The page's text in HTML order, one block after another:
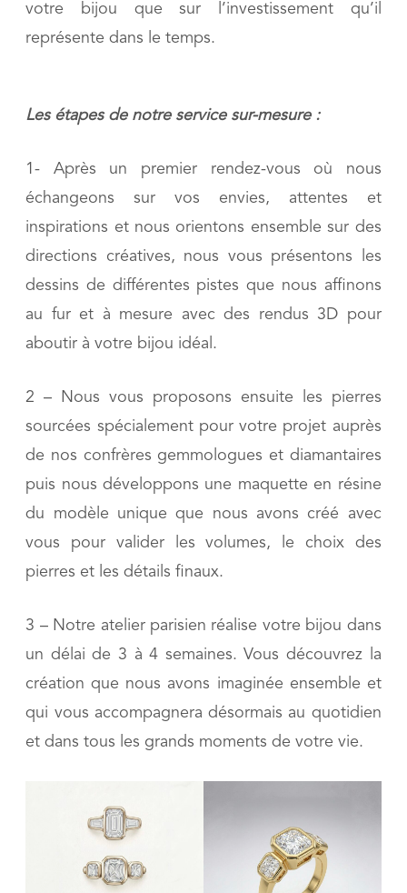
votre bijou que sur l’investissement qu’il
représente dans le temps.
Les étapes de notre service sur-mesure :
1- Après un premier rendez-vous où nous
échangeons sur vos envies, attentes et
inspirations et nous orientons ensemble sur des
directions créatives, nous vous présentons les
dessins de différentes pistes que nous affinons
au fur et à mesure avec des rendus 3D pour
aboutir à votre bijou idéal.
2 – Nous vous proposons ensuite les pierres
sourcées spécialement pour votre projet auprès
de nos confrères gemmologues et diamantaires
puis nous développons une maquette en résine
du modèle unique que nous avons créé avec
vous pour valider les volumes, le choix des
pierres et les détails finaux.
3 – Notre atelier parisien réalise votre bijou dans
un délai de 3 à 4 semaines. Vous découvrez la
création que nous avons imaginée ensemble et
qui vous accompagnera désormais au quotidien
et dans tous les grands moments de votre vie.